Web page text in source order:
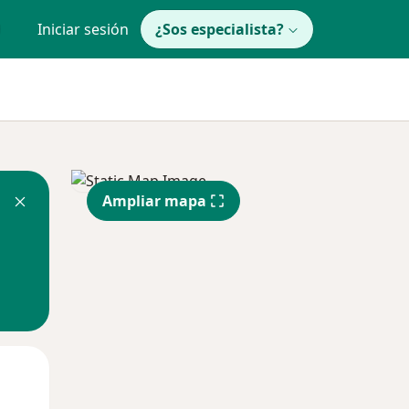
Iniciar sesión ¿Sos especialista?
Ampliar mapa